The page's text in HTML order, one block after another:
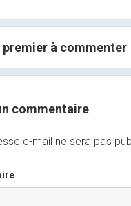
premier à commenter
commentaire
e-mail ne sera pas